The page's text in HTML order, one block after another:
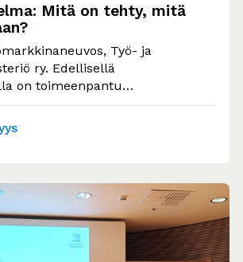
Mitä on tehty, mitä
Työ- ja
ry. Edellisellä
on toimeenpantu
jossa on etsitty ratkaisuja
osatyökykyisten